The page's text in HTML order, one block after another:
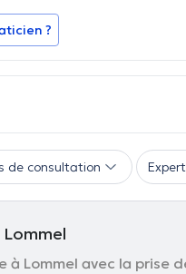
?
de consultation
Lommel avec la prise